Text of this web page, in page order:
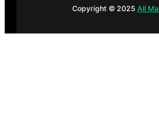
Copyright © 2025 All